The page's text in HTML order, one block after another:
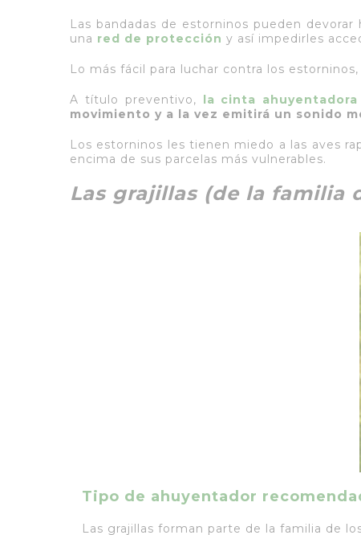
Las bandadas de estorninos pueden devorar
una red de protección y así impedirles
Lo más fácil para luchar contra los
A título preventivo, la cinta ahuyentadora
movimiento y a la vez emitirá un sonido
Los estorninos les tienen miedo a las aves
encima de sus parcelas más vulnerables.
Las grajillas (de la familia
Tipo de ahuyentador
Las grajillas forman parte de la familia de